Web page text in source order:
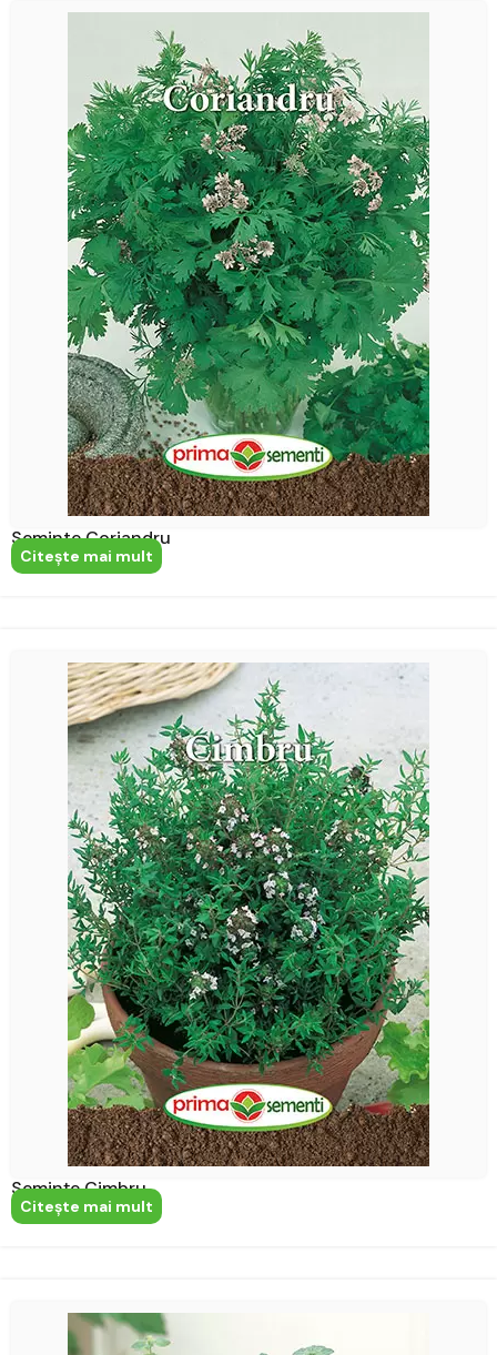
Seminte Coriandru
Citeşte mai mult
Semințe Cimbru
Citeşte mai mult